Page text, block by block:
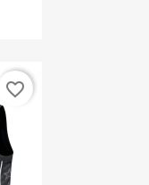
favorite_border